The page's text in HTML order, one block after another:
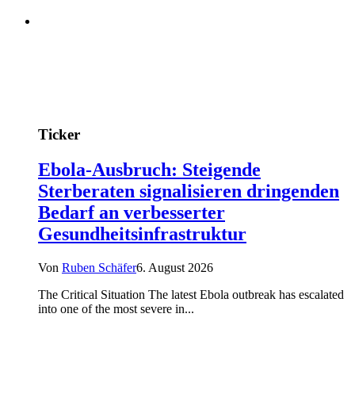
Ticker
Ebola-Ausbruch: Steigende
Sterberaten signalisieren dringenden
Bedarf an verbesserter
Gesundheitsinfrastruktur
Von Ruben Schäfer6. August 2026
The Critical Situation The latest Ebola outbreak has escalated
into one of the most severe in...